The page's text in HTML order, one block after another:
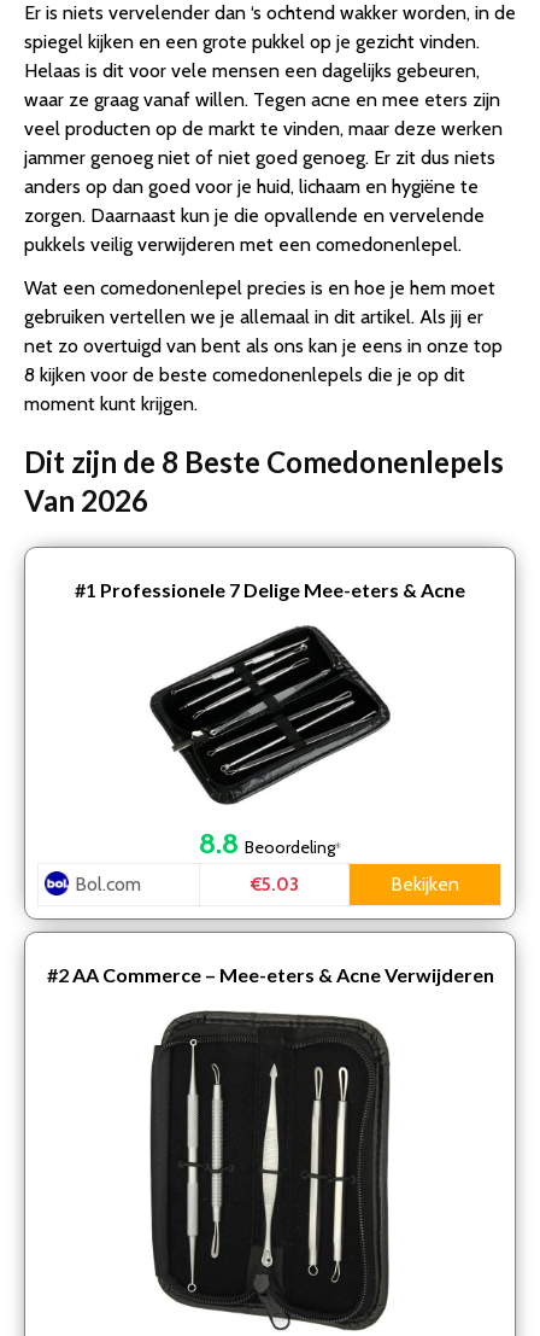
2. AA Commerce – Mee-eters & Acne Verwijderen Set –
RVS Blackhead Killer Comedonenlepel
3. Saizi – Luxe 4 lepels – Mee-eters verwijderen –
Professionele kit
4. Comedonenlepel set 5-delig met spiegel – Copy
5. Comedonenlepel Set 2-Delig | Blackhead | Mee-eters
verwijderen
6. Comedonenlepel | Blackhead | Mee-eters verwijderen
7. Professionele 4 Delige Mee-eters & Acne Verwijderen
Set
8. Professionele Comedonenlepel Set – Puistjes
verwijderen – Comedonendrukker – Puisten verwijderaar
-…
Conclusie
Er is niets vervelender dan ‘s ochtend wakker worden, in de
spiegel kijken en een grote pukkel op je gezicht vinden.
Helaas is dit voor vele mensen een dagelijks gebeuren,
waar ze graag vanaf willen. Tegen acne en mee eters zijn
veel producten op de markt te vinden, maar deze werken
jammer genoeg niet of niet goed genoeg. Er zit dus niets
anders op dan goed voor je huid, lichaam en hygiëne te
zorgen. Daarnaast kun je die opvallende en vervelende
pukkels veilig verwijderen met een comedonenlepel.
Wat een comedonenlepel precies is en hoe je hem moet
gebruiken vertellen we je allemaal in dit artikel. Als jij er
net zo overtuigd van bent als ons kan je eens in onze top
8 kijken voor de beste comedonenlepels die je op dit
moment kunt krijgen.
Dit zijn de 8 Beste Comedonenlepels
Van 2026
#1 Professionele 7 Delige Mee-eters & Acne
Verwijderen Set – Blackhead Killer – Remover
Comedonenlepel …
8.8 Beoordeling*
Bol.com €5.03 Bekijken
#2AA Commerce – Mee-eters & Acne Verwijderen
Set – RVS Blackhead Killer Comedonenlepel